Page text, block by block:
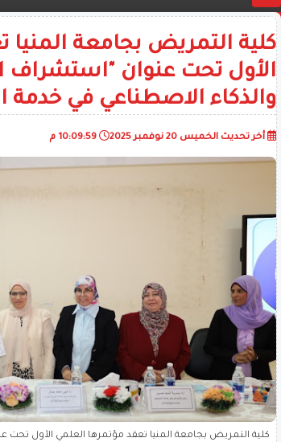
كلية التمريض بجامعة المنيا
الأول تحت عنوان "استشراف
والذكاء الاصطناعي في خدمة
أخر تحديث الخميس 20 نوفمبر 2025
كلية التمريض بجامعة المنيا تعقد مؤتمرها العلمي الأول